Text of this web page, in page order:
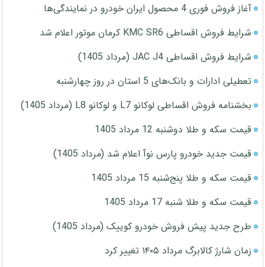
آغاز فروش فوری 4 محصول ایران خودرو در نمایندگی‌ها
شرایط فروش اقساطی KMC SR6 کرمان موتور اعلام شد
شرایط فروش اقساطی JAC J4 (مرداد 1405)
تعطیلی ادارات و بانک‌های 5 استان در روز چهارشنبه
بخشنامه فروش اقساطی لوکانو L7 و لوکانو L8 (مرداد 1405)
قیمت سکه و طلا دوشنبه 12 مرداد 1405
قیمت جدید خودرو پارس نوآ اعلام شد (مرداد 1405)
قیمت سکه و طلا پنج‌شنبه 15 مرداد 1405
قیمت سکه و طلا شنبه 17 مرداد 1405
طرح جدید پیش فروش خودرو کوییک (مرداد 1405)
زمان شارژ کالابرگ مرداد ۱۴۰۵ تغییر کرد